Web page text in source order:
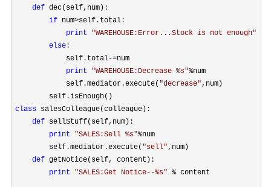
def dec(self,num):
if num>self.total:
print
"WAREHOUSE:Error...Stock is not enough"
else :
            self.total
-=num
print
"WAREHOUSE:Decrease %s"%num
            self.mediator.execute(
"decrease",num)
class salesColleague(colleague):
def sellStuff(self,num):
print
"SALES:Sell %s"%num
        self.mediator.execute(
"sell",num)
def getNotice(self, content):
print
"SALES:Get Notice--%s" % content